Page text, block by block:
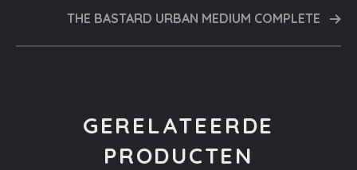
THE BASTARD URBAN MEDIUM COMPLETE
GERELATEERDE
PRODUCTEN